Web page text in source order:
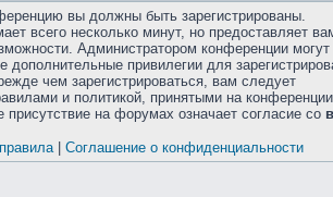
вы должны быть зарегистрированы.
всего несколько минут, но предоставляет
Администратором конференции
дополнительные привилегии для
чем зарегистрироваться, вам следует
и политикой, принятыми на
присутствие на форумах означает согласие со
| Соглашение о конфиденциальности